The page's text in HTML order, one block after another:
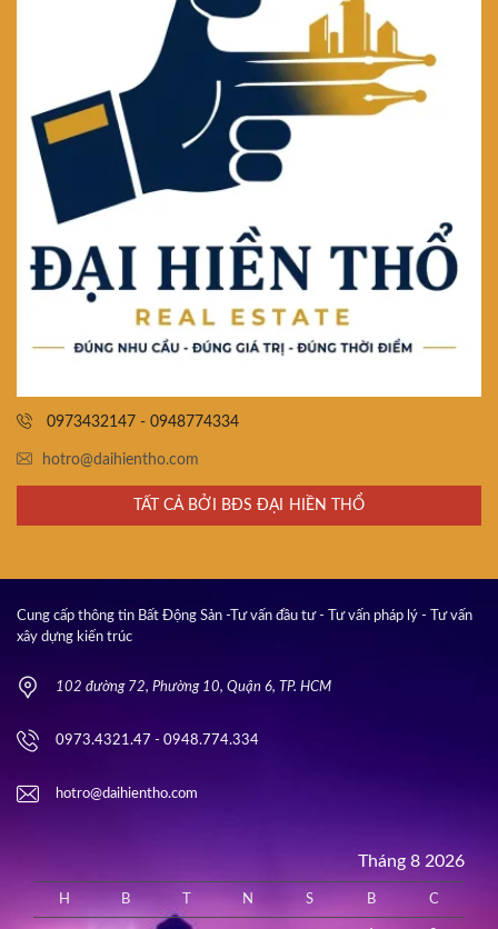
0973432147 - 0948774334
hotro@daihientho.com
TẤT CẢ BỞI BĐS ĐẠI HIỀN THỔ
Cung cấp thông tin Bất Động Sản -Tư vấn đầu tư - Tư vấn pháp lý - Tư vấn
xây dựng kiến trúc
102 đường 72, Phường 10, Quận 6, TP. HCM
0973.4321.47 - 0948.774.334
hotro@daihientho.com
Tháng 8 2026
H B N S B C